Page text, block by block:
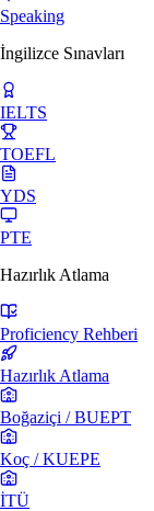
Speaking
İngilizce Sınavları
IELTS
TOEFL
YDS
PTE
Hazırlık Atlama
Proficiency Rehberi
Hazırlık Atlama
Boğaziçi / BUEPT
Koç / KUEPE
İTÜ